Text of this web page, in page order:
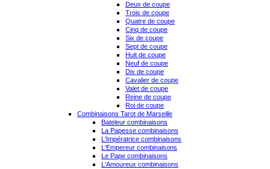
Deux de coupe
Trois de coupe
Quatre de coupe
Cinq de coupe
Six de coupe
Sept de coupe
Huit de coupe
Neuf de coupe
Dix de coupe
Cavalier de coupe
Valet de coupe
Reine de coupe
Roi de coupe
Combinaisons Tarot de Marseille
Bateleur combinaisons
La Papesse combinaisons
L'Impératrice combinaisons
L'Empereur combinaisons
Le Pape combinaisons
L'Amoureux combinaisons